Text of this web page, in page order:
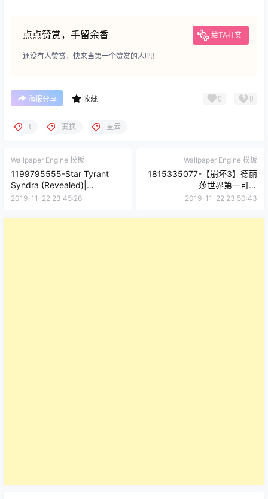
点点赞赏，手留余香 给TA打赏
还没有人赞赏，快来当第一个赞赏的人吧！
海报分享 收藏 0 0
t 变换 星云
Wallpaper Engine 模板
1199795555-Star Tyrant
Syndra (Revealed)|
Animated Wallpaper -
2019-11-22 23:45:26
Wallpaper Engine 模板
1815335077-【崩坏3】德丽
莎世界第一可爱
【1080p/30fps】
2019-11-22 23:50:43